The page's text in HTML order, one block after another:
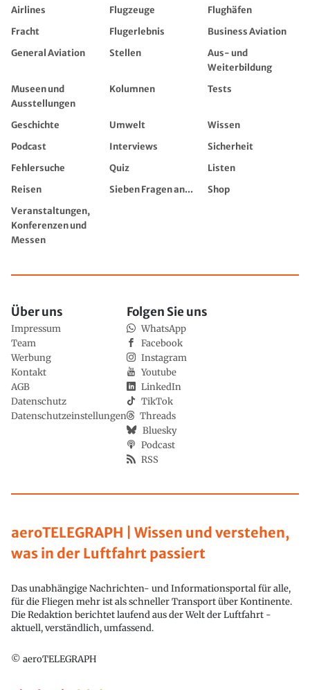
Airlines Flugzeuge
Flughäfen
Fracht
Flugerlebnis
Business Aviation
General Aviation
Stellen
Aus- und
Weiterbildung
Museen und
Ausstellungen
Kolumnen Tests
Geschichte Umwelt
Wissen
Podcast
Interviews
Sicherheit
Fehlersuche
Quiz
Listen
Reisen
Sieben Fragen an...
Shop
Veranstaltungen,
Konferenzen und
Messen
aeroTELEGRAPH | Wissen und verstehen,
was in der Luftfahrt passiert
Das unabhängige Nachrichten- und Informationsportal für alle,
für die Fliegen mehr ist als schneller Transport über Kontinente.
Die Redaktion berichtet laufend aus der Welt der Luftfahrt -
aktuell, verständlich, umfassend.
© aeroTELEGRAPH
Über uns
Impressum
Team
Werbung
Kontakt
AGB
Datenschutz
Datenschutzeinstellungen
Folgen Sie uns
WhatsApp
Facebook
Instagram
Youtube
LinkedIn
TikTok
Threads
Bluesky
Podcast
RSS